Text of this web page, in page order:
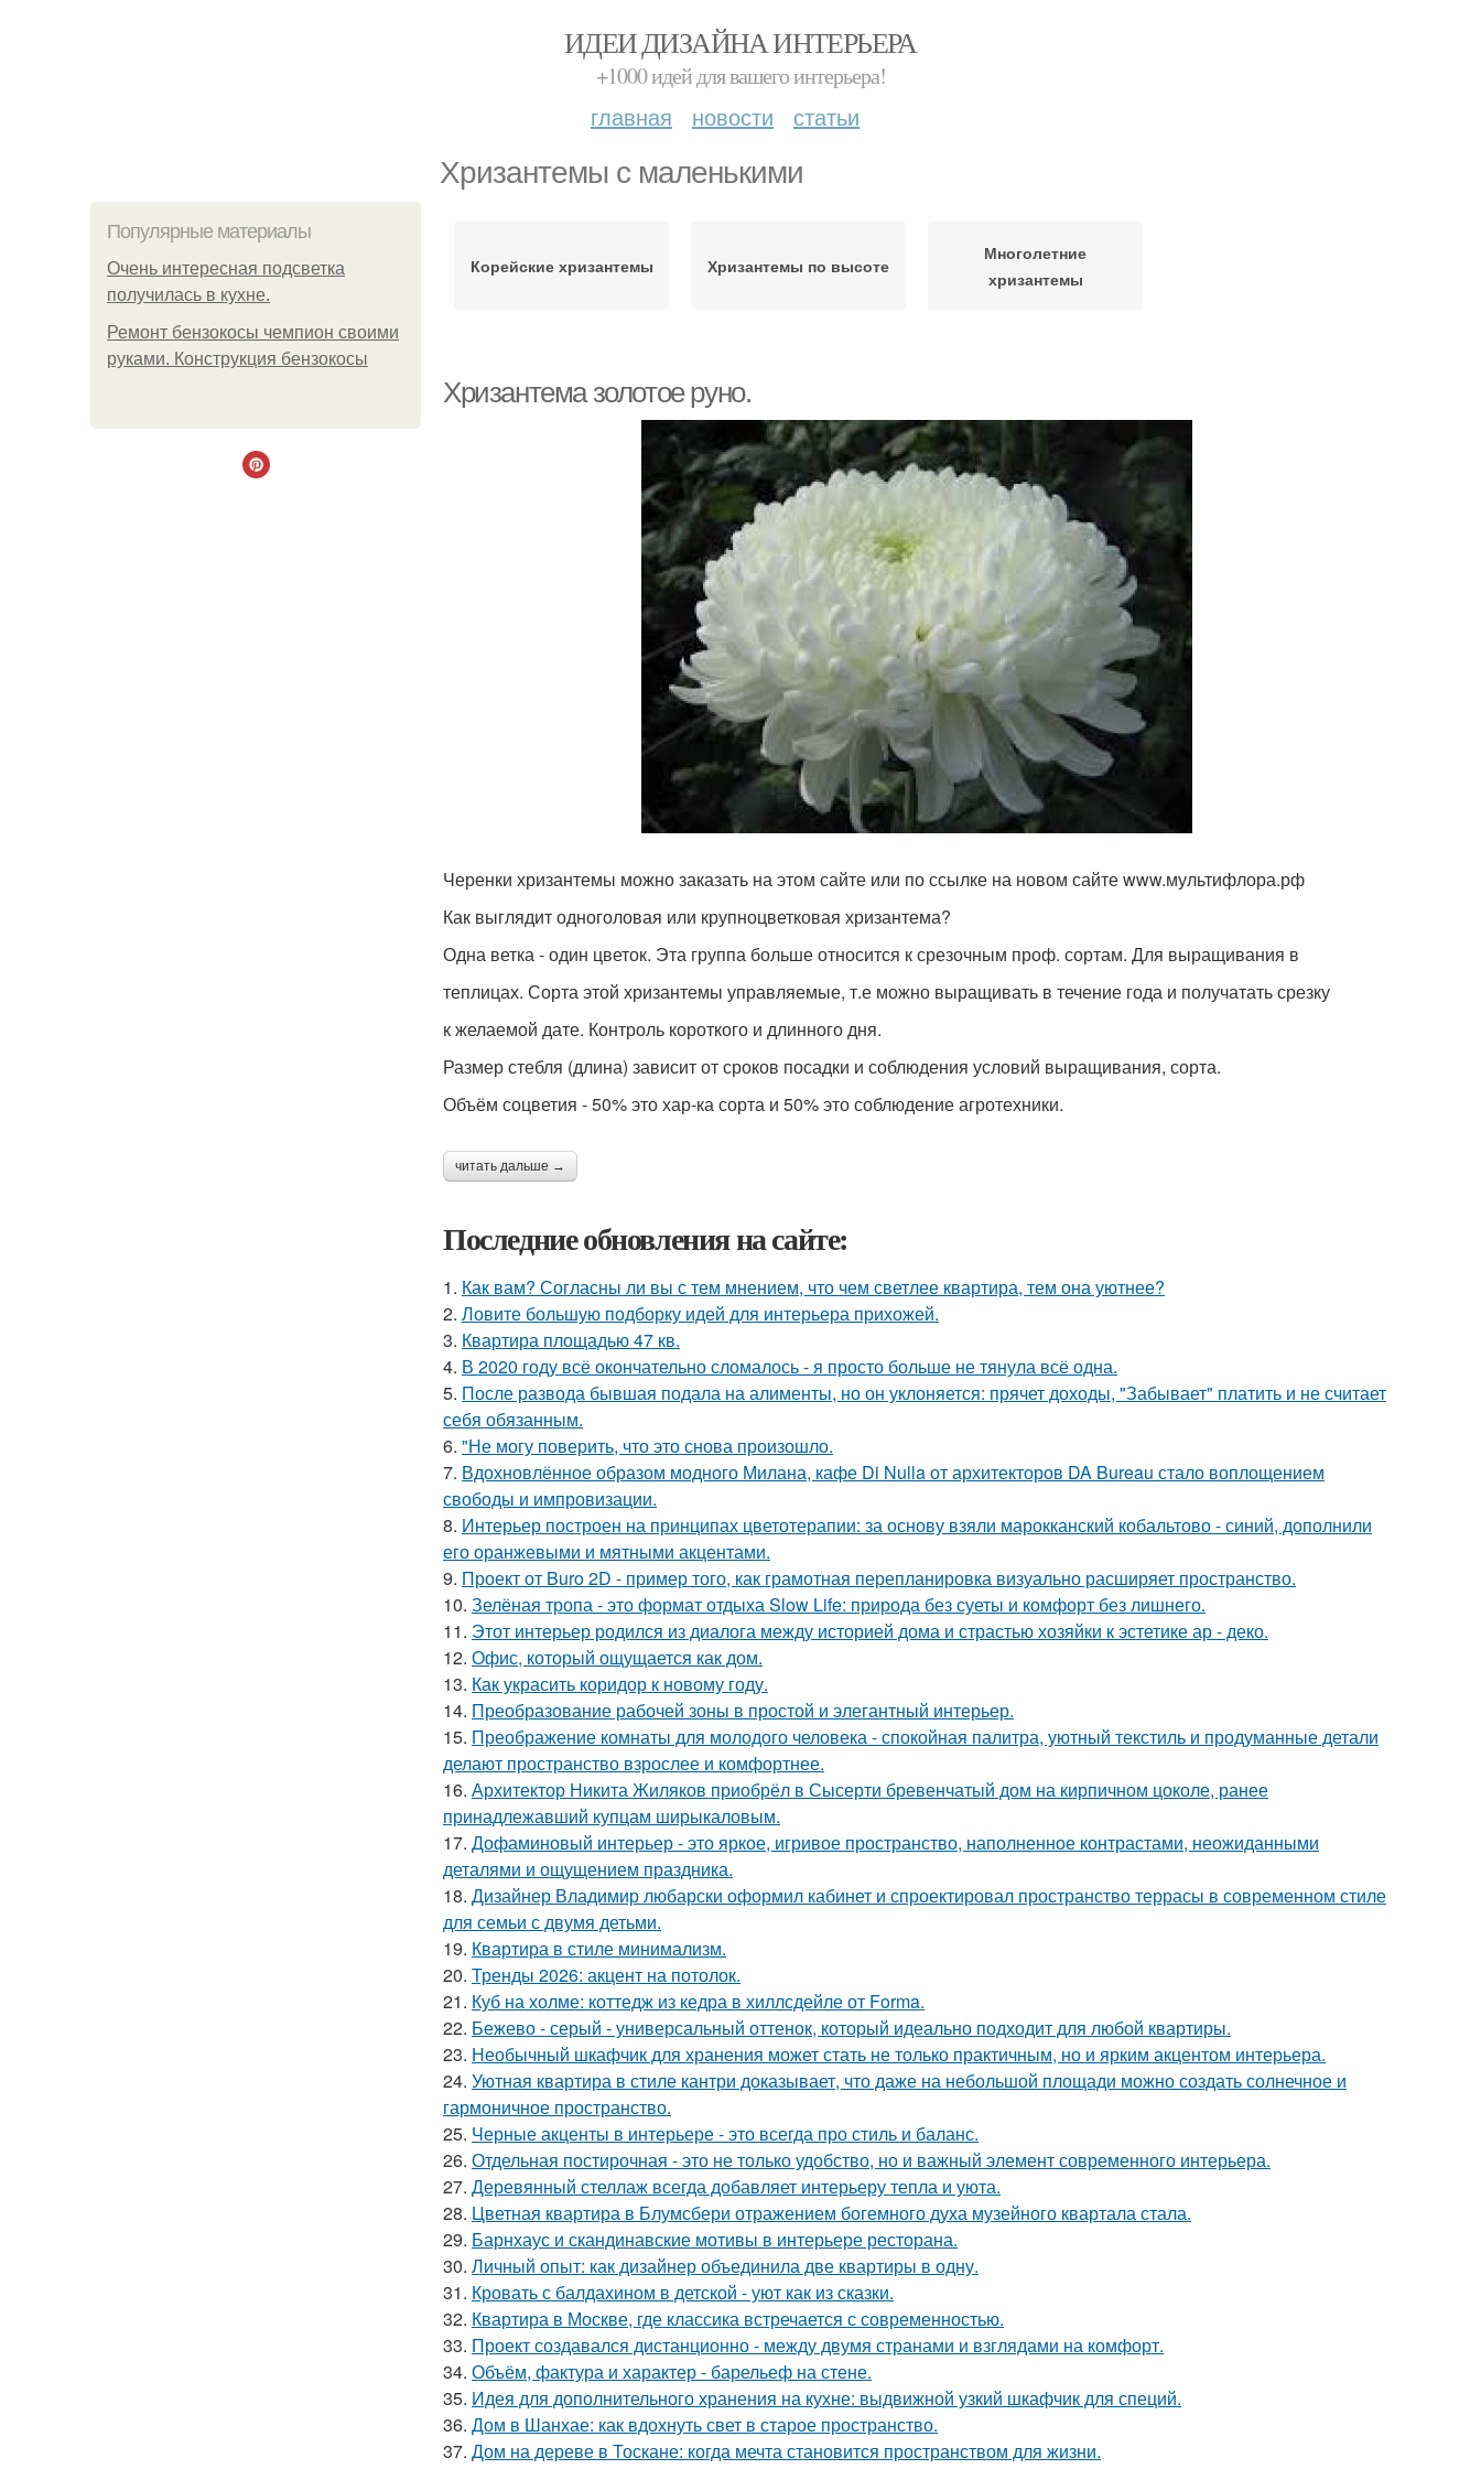
ИДЕИ ДИЗАЙНА ИНТЕРЬЕРА
+1000 идей для вашего интерьера!
главная новости статьи
Хризантемы с маленькими
Популярные материалы
Очень интересная подсветка
получилась в кухне.
Ремонт бензокосы чемпион своими
руками. Конструкция бензокосы
Корейские хризантемы Хризантемы по высоте
Многолетние
хризантемы
Хризантема золотое руно.
Черенки хризантемы можно заказать на этом сайте или по ссылке на новом сайте www.мультифлора.рф
Как выглядит одноголовая или крупноцветковая хризантема?
Одна ветка - один цветок. Эта группа больше относится к срезочным проф. сортам. Для выращивания в
теплицах. Сорта этой хризантемы управляемые, т.е можно выращивать в течение года и получатать срезку
к желаемой дате. Контроль короткого и длинного дня.
Размер стебля (длина) зависит от сроков посадки и соблюдения условий выращивания, сорта.
Объём соцветия - 50% это хар-ка сорта и 50% это соблюдение агротехники.
читать дальше →
Последние обновления на сайте:
1. Как вам? Согласны ли вы с тем мнением, что чем светлее квартира, тем она уютнее?
2. Ловите большую подборку идей для интерьера прихожей.
3. Квартира площадью 47 кв.
4. В 2020 году всё окончательно сломалось - я просто больше не тянула всё одна.
5. После развода бывшая подала на алименты, но он уклоняется: прячет доходы, "Забывает" платить и не считает
себя обязанным.
6. "Не могу поверить, что это снова произошло.
7. Вдохновлённое образом модного Милана, кафе Di Nulla от архитекторов DA Bureau стало воплощением
свободы и импровизации.
8. Интерьер построен на принципах цветотерапии: за основу взяли марокканский кобальтово - синий, дополнили
его оранжевыми и мятными акцентами.
9. Проект от Buro 2D - пример того, как грамотная перепланировка визуально расширяет пространство.
10. Зелёная тропа - это формат отдыха Slow Life: природа без суеты и комфорт без лишнего.
11. Этот интерьер родился из диалога между историей дома и страстью хозяйки к эстетике ар - деко.
12. Офис, который ощущается как дом.
13. Как украсить коридор к новому году.
14. Преобразование рабочей зоны в простой и элегантный интерьер.
15. Преображение комнаты для молодого человека - спокойная палитра, уютный текстиль и продуманные детали
делают пространство взрослее и комфортнее.
16. Архитектор Никита Жиляков приобрёл в Сысерти бревенчатый дом на кирпичном цоколе, ранее
принадлежавший купцам ширыкаловым.
17. Дофаминовый интерьер - это яркое, игривое пространство, наполненное контрастами, неожиданными
деталями и ощущением праздника.
18. Дизайнер Владимир любарски оформил кабинет и спроектировал пространство террасы в современном стиле
для семьи с двумя детьми.
19. Квартира в стиле минимализм.
20. Тренды 2026: акцент на потолок.
21. Куб на холме: коттедж из кедра в хиллсдейле от Forma.
22. Бежево - серый - универсальный оттенок, который идеально подходит для любой квартиры.
23. Необычный шкафчик для хранения может стать не только практичным, но и ярким акцентом интерьера.
24. Уютная квартира в стиле кантри доказывает, что даже на небольшой площади можно создать солнечное и
гармоничное пространство.
25. Черные акценты в интерьере - это всегда про стиль и баланс.
26. Отдельная постирочная - это не только удобство, но и важный элемент современного интерьера.
27. Деревянный стеллаж всегда добавляет интерьеру тепла и уюта.
28. Цветная квартира в Блумсбери отражением богемного духа музейного квартала стала.
29. Барнхаус и скандинавские мотивы в интерьере ресторана.
30. Личный опыт: как дизайнер объединила две квартиры в одну.
31. Кровать с балдахином в детской - уют как из сказки.
32. Квартира в Москве, где классика встречается с современностью.
33. Проект создавался дистанционно - между двумя странами и взглядами на комфорт.
34. Объём, фактура и характер - барельеф на стене.
35. Идея для дополнительного хранения на кухне: выдвижной узкий шкафчик для специй.
36. Дом в Шанхае: как вдохнуть свет в старое пространство.
37. Дом на дереве в Тоскане: когда мечта становится пространством для жизни.